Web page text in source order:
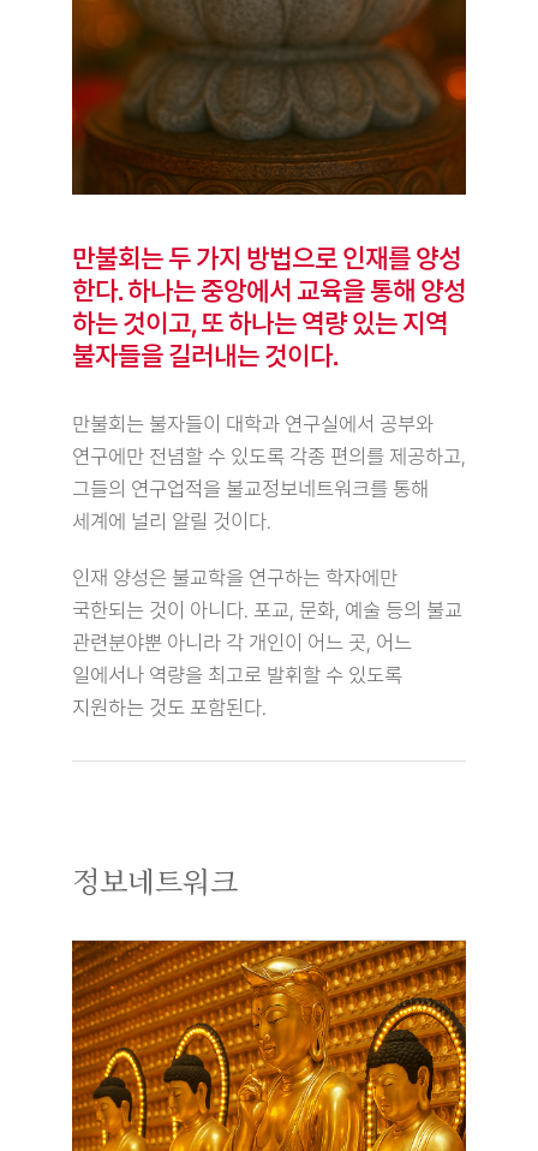
만불회는 두 가지 방법으로 인재를 양성
한다. 하나는 중앙에서 교육을 통해 양성
하는 것이고, 또 하나는 역량 있는 지역
불자들을 길러내는 것이다.
만불회는 불자들이 대학과 연구실에서 공부와
연구에만 전념할 수 있도록 각종 편의를 제공하고,
그들의 연구업적을 불교정보네트워크를 통해
세계에 널리 알릴 것이다.
인재 양성은 불교학을 연구하는 학자에만
국한되는 것이 아니다. 포교, 문화, 예술 등의 불교
관련분야뿐 아니라 각 개인이 어느 곳, 어느
일에서나 역량을 최고로 발휘할 수 있도록
지원하는 것도 포함된다.
정보네트워크